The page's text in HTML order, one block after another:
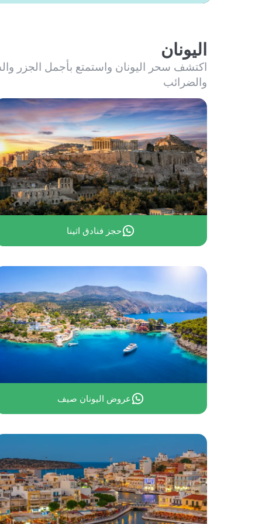
اليونان
اكتشف سحر اليونان واستمتع بأجمل الجزر
والضرائب
حجز فنادق اثينا
عروض اليونان صيف